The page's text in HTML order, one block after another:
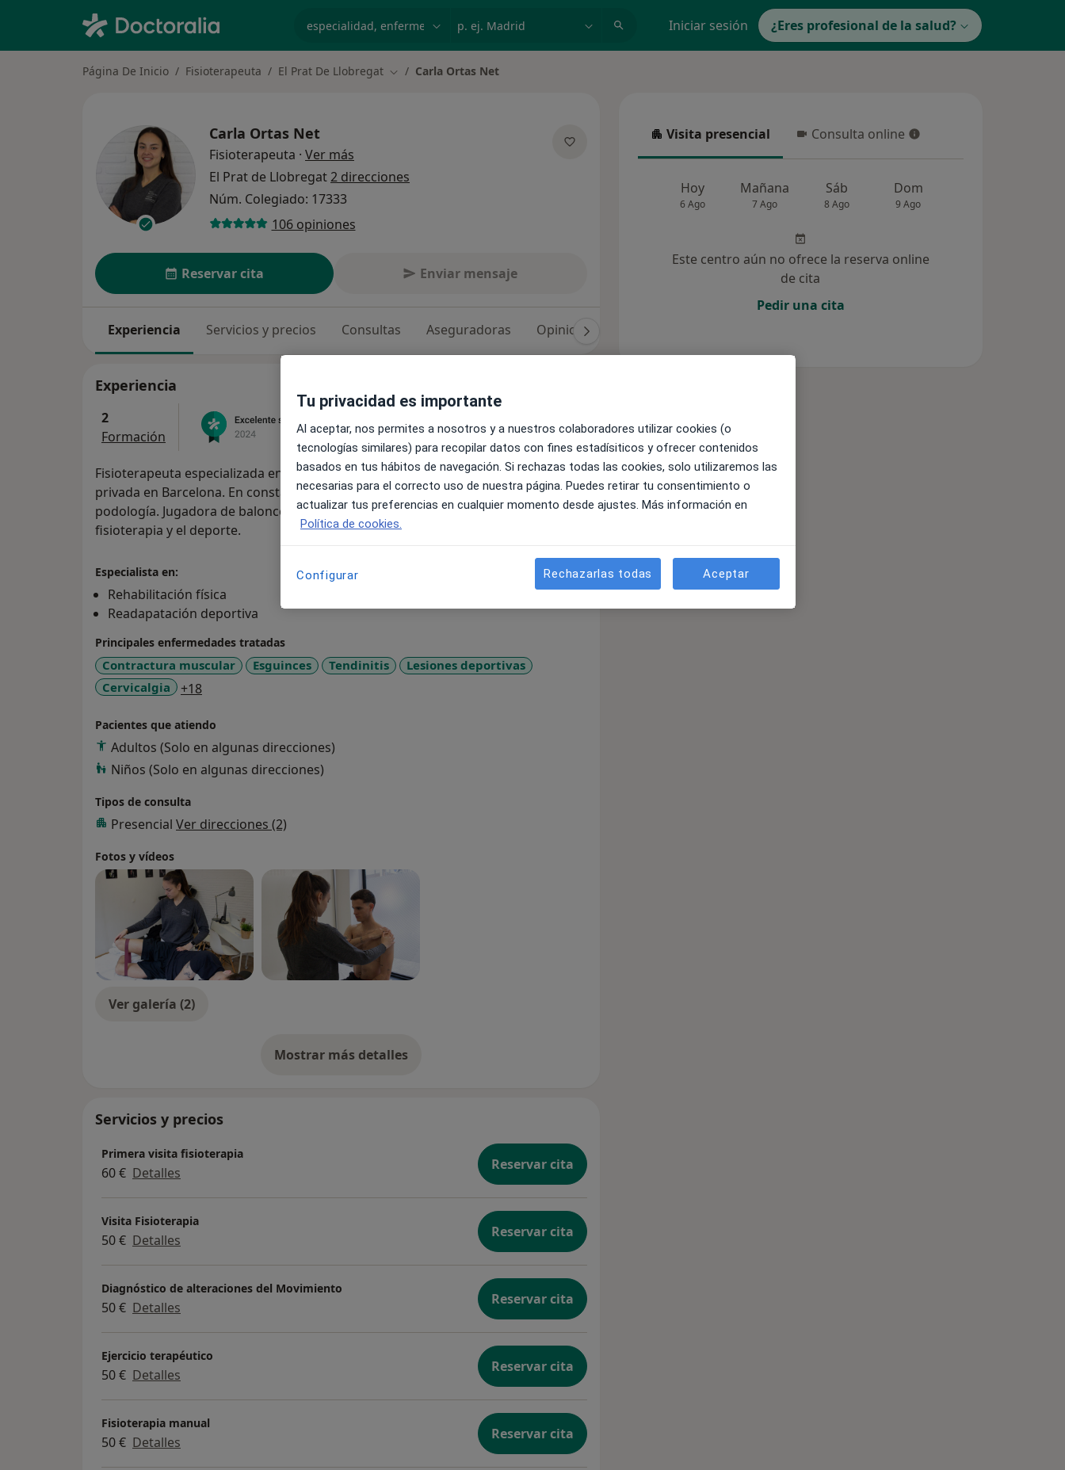
Iniciar sesión ¿Eres profesional de la salud?
Página De Inicio Fisioterapeuta El Prat De Llobregat Cambiar de ciudad
Carla Ortas Net
Carla Ortas Net
Fisioterapeuta · Ver más
El Prat de Llobregat2 direcciones
Núm. Colegiado: 17333
106 opiniones
Reservar cita Enviar mensaje
Experiencia Servicios y precios Consultas Aseguradoras Opiniones (106)
Experiencia
2
Formación
Fisioterapeuta especializada en traumatología y deporte, trabajando en consulta
privada en Barcelona. En constante formación, actualmente cursando el grado en
podología. Jugadora de baloncesto en categoría Liga Femenina 2. Pasión por la
fisioterapia y el deporte.
Especialista en:
Rehabilitación física
Readapatación deportiva
Principales enfermedades tratadas
Contractura muscular Esguinces Tendinitis
Lesiones deportivas
Cervicalgia
+18a11y_sr_more_diseases
Pacientes que atiendo
Adultos (Solo en algunas direcciones)
Niños (Solo en algunas direcciones)
Tipos de consulta
Presencial Ver direcciones (2)
Fotos y vídeos
Ver galería (2)
Mostrar más detalles
sobre la experiencia
Servicios y precios
Primera visita fisioterapia
60 € Detalles Reservar cita
Visita Fisioterapia
50 € Detalles Reservar cita
Diagnóstico de alteraciones del Movimiento
50 € Detalles Reservar cita
Ejercicio terapéutico
50 € Detalles Reservar cita
Fisioterapia manual
50 € Detalles Reservar cita
Visita presencial
Visita presencial Consulta online
Consulta online
Hoy
6 Ago
Mañana
7 Ago
Sáb
8 Ago
Dom
9 Ago
Este centro aún no ofrece la reserva online
de cita
Pedir una cita
Tu privacidad es importante
Al aceptar, nos permites a nosotros y a nuestros colaboradores utilizar cookies (o
tecnologías similares) para recopilar datos con fines estadísiticos y ofrecer contenidos
basados en tus hábitos de navegación. Si rechazas todas las cookies, solo utilizaremos las
necesarias para el correcto uso de nuestra página. Puedes retirar tu consentimiento o
actualizar tus preferencias en cualquier momento desde ajustes. Más información en
Política de cookies.
Configurar Rechazarlas todas Aceptar